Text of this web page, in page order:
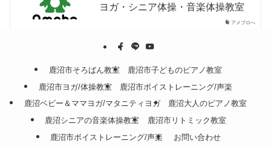
アメブロへ
ヨガ・シニア体操・音楽体操教室
鹿沼市そろばん教室
鹿沼市子どものピアノ教室
鹿沼市ヨガ/体操教室
鹿沼市ボイストレーニング/声楽
鹿沼ベビー＆ママヨガ/マタニティヨガ
鹿沼大人のピアノ教室
鹿沼シニアの音楽体操教室
鹿沼市リトミック教室
鹿沼市ボイストレーニング/声楽
お問い合わせ